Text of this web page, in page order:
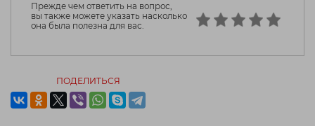
Прежде чем ответить на вопрос,
вы также можете указать насколько
она была полезна для вас.
ПОДЕЛИТЬСЯ